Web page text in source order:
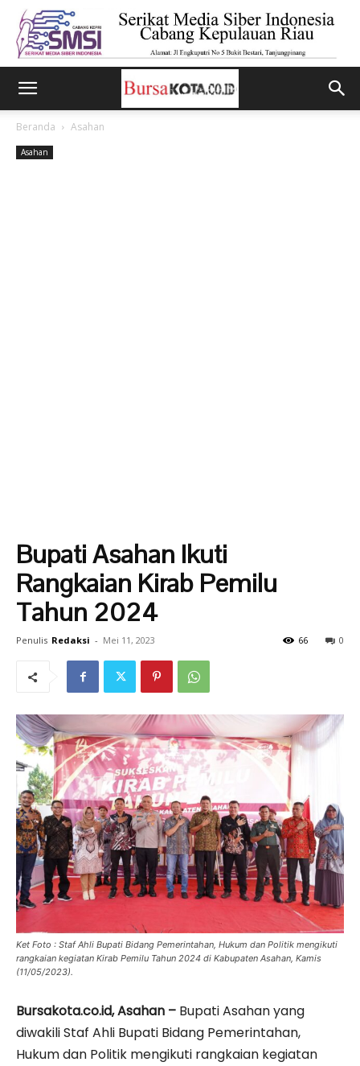
Beranda Asahan
Asahan
Bupati Asahan Ikuti
Rangkaian Kirab Pemilu
Tahun 2024
Penulis Redaksi - Mei 11, 2023 0
66
Ket Foto : Staf Ahli Bupati Bidang Pemerintahan, Hukum dan Politik mengikuti
rangkaian kegiatan Kirab Pemilu Tahun 2024 di Kabupaten Asahan, Kamis
(11/05/2023).
Bursakota.co.id, Asahan – Bupati Asahan yang
diwakili Staf Ahli Bupati Bidang Pemerintahan,
Hukum dan Politik mengikuti rangkaian kegiatan